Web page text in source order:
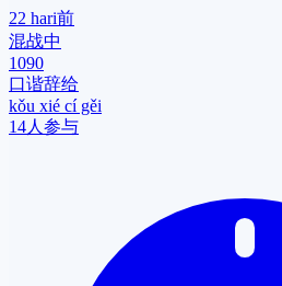
22 hari前
混战中
1090
口谐辞给
kǒu xié cí gěi
14人参与